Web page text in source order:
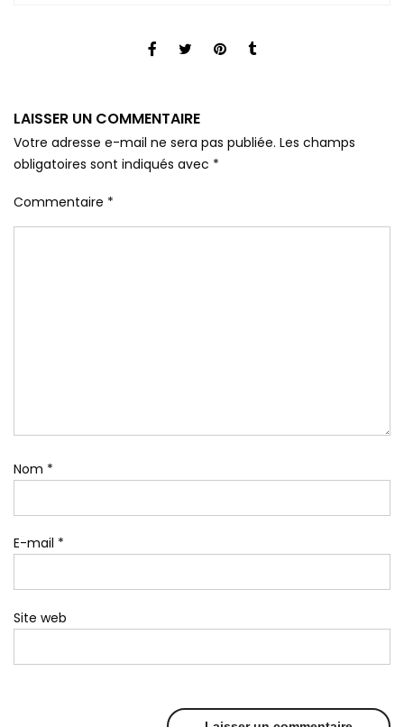
LAISSER UN COMMENTAIRE
Votre adresse e-mail ne sera pas publiée. Les champs
obligatoires sont indiqués avec *
Commentaire *
Nom *
E-mail *
Site web